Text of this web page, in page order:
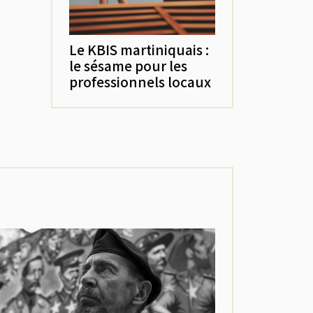
Le KBIS martiniquais :
le sésame pour les
professionnels locaux